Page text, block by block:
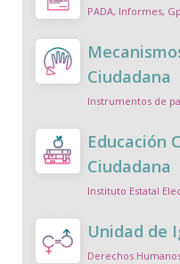
PADA, Informes,
Ciudadana
Instrumentos de
Educación
Ciudadana
Instituto Estatal
Unidad de
Derechos